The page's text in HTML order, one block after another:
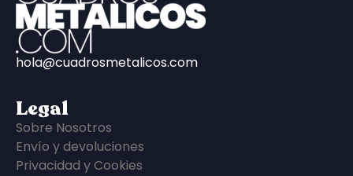
hola@cuadrosmetalicos.com
Legal
Sobre Nosotros
Envío y devoluciones
Privacidad y Cookies